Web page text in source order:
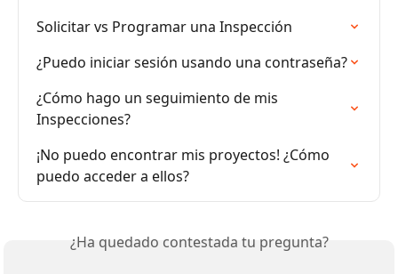
Solicitar vs Programar una Inspección
¿Puedo iniciar sesión usando una contraseña?
¿Cómo hago un seguimiento de mis
Inspecciones?
¡No puedo encontrar mis proyectos! ¿Cómo
puedo acceder a ellos?
¿Ha quedado contestada tu pregunta?